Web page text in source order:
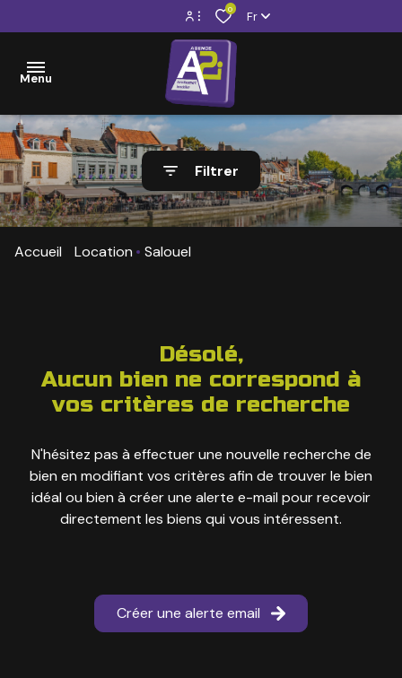
Espace propriétaire
Espace locataire
0 Fr
Menu
VENTE
LOCATION
VISITES
VIRTUELLES
VENTE
LOCATION
Filtrer
Accueil Location Salouel
Désolé,
Aucun bien ne correspond à
vos critères de recherche
N'hésitez pas à effectuer une nouvelle recherche de
bien en modifiant vos critères afin de trouver le bien
idéal ou bien à créer une alerte e-mail pour recevoir
directement les biens qui vous intéressent.
Créer une alerte email